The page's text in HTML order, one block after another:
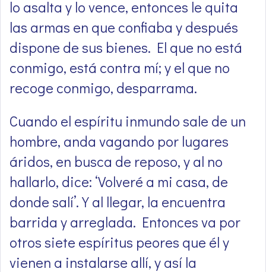
lo asalta y lo vence, entonces le quita
las armas en que confiaba y después
dispone de sus bienes. El que no está
conmigo, está contra mí; y el que no
recoge conmigo, desparrama.
Cuando el espíritu inmundo sale de un
hombre, anda vagando por lugares
áridos, en busca de reposo, y al no
hallarlo, dice: ‘Volveré a mi casa, de
donde salí’. Y al llegar, la encuentra
barrida y arreglada. Entonces va por
otros siete espíritus peores que él y
vienen a instalarse allí, y así la